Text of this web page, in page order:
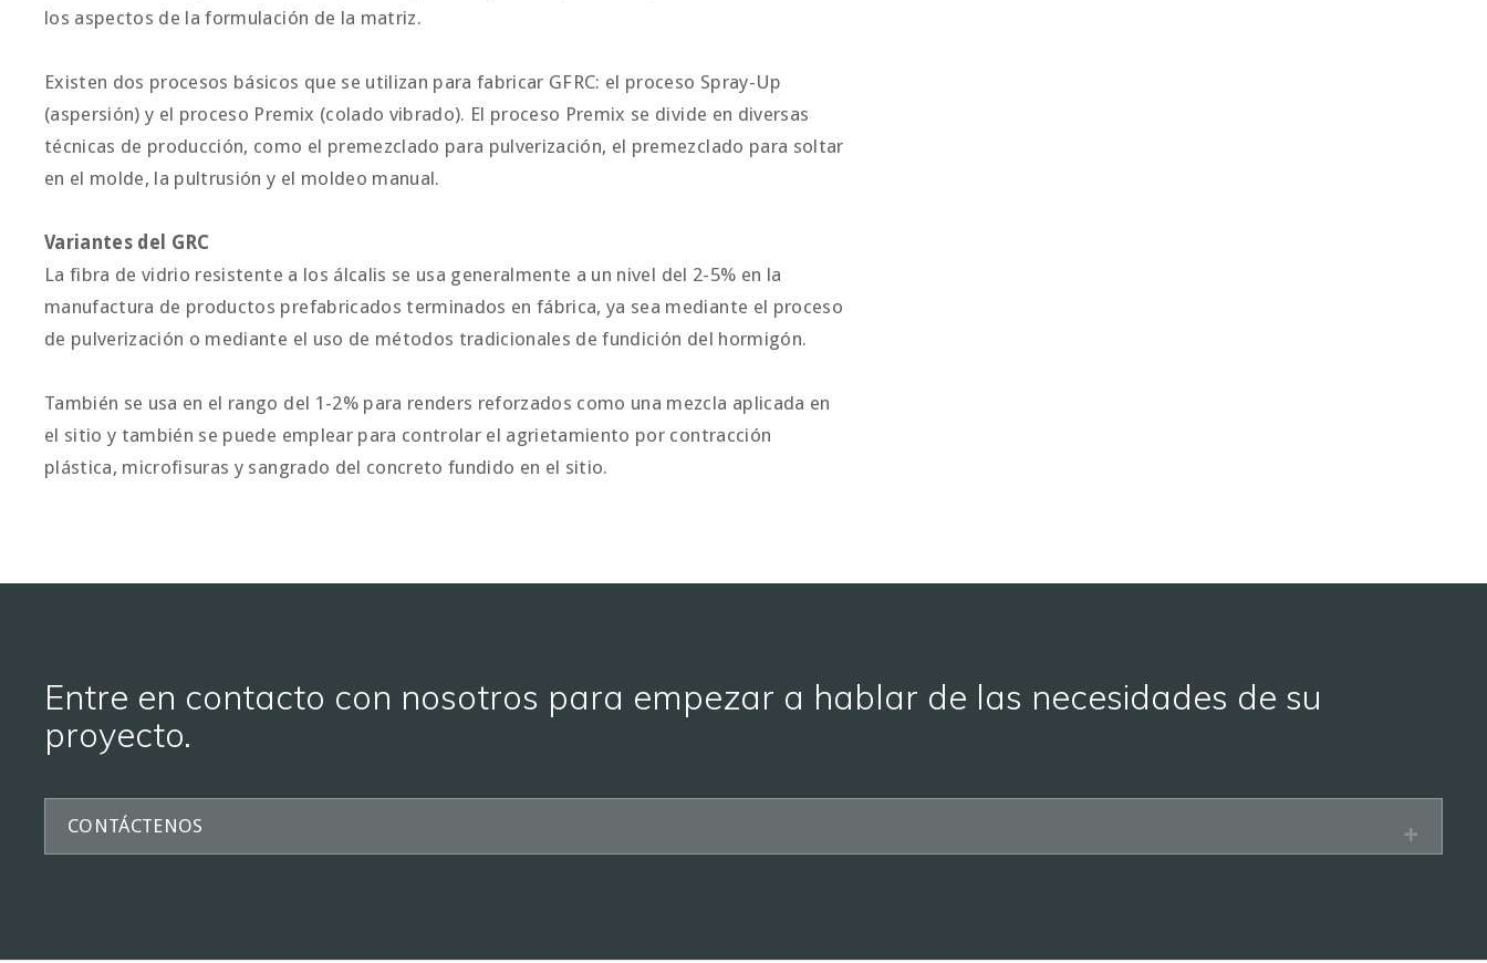
los aspectos de la formulación de la matriz.
Existen dos procesos básicos que se utilizan para fabricar GFRC: el proceso Spray-Up
(aspersión) y el proceso Premix (colado vibrado). El proceso Premix se divide en diversas
técnicas de producción, como el premezclado para pulverización, el premezclado para soltar
en el molde, la pultrusión y el moldeo manual.
Variantes del GRC
La fibra de vidrio resistente a los álcalis se usa generalmente a un nivel del 2-5% en la
manufactura de productos prefabricados terminados en fábrica, ya sea mediante el proceso
de pulverización o mediante el uso de métodos tradicionales de fundición del hormigón.
También se usa en el rango del 1-2% para renders reforzados como una mezcla aplicada en
el sitio y también se puede emplear para controlar el agrietamiento por contracción
plástica, microfisuras y sangrado del concreto fundido en el sitio.
Entre en contacto con nosotros para empezar a hablar de las necesidades de su
proyecto.
CONTÁCTENOS